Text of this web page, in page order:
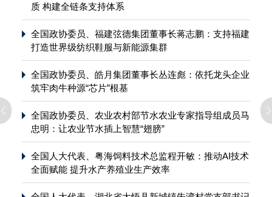
质 构建全链条支持体系
全国政协委员、福建弦德集团董事长蒋志鹏：支持福建
打造世界级纺织鞋服与新能源集群
全国政协委员、皓月集团董事长丛连彪：依托龙头企业
筑牢肉牛种源“芯片”根基
全国政协委员、农业农村部节水农业专家指导组成员马
忠明：让农业节水插上智慧“翅膀”
全国人大代表、粤海饲料技术总监程开敏：推动AI技术
全面赋能 提升水产养殖业生产效率